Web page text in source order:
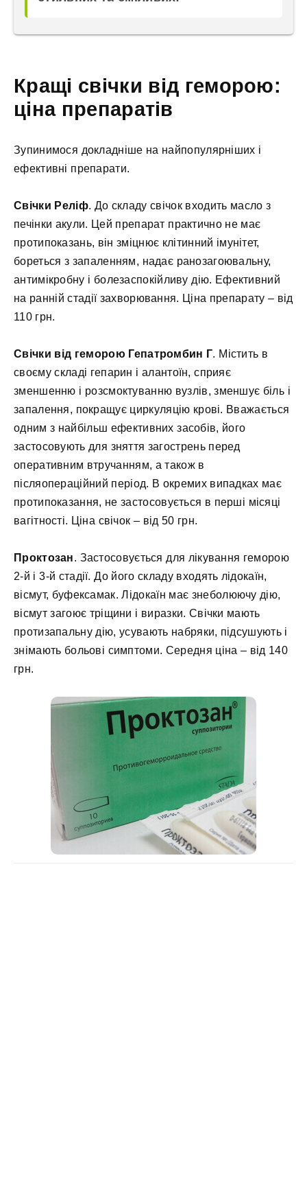
Кращі свічки від геморою:
ціна препаратів
Зупинимося докладніше на найпопулярніших і
ефективні препарати.
Свічки Реліф. До складу свічок входить масло з
печінки акули. Цей препарат практично не має
протипоказань, він зміцнює клітинний імунітет,
бореться з запаленням, надає ранозагоювальну,
антимікробну і болезаспокійливу дію. Ефективний
на ранній стадії захворювання. Ціна препарату – від
110 грн.
Свічки від геморою Гепатромбин Г. Містить в
своєму складі гепарин і алантоїн, сприяє
зменшенню і розсмоктуванню вузлів, зменшує біль і
запалення, покращує циркуляцію крові. Вважається
одним з найбільш ефективних засобів, його
застосовують для зняття загострень перед
оперативним втручанням, а також в
післяопераційний період. В окремих випадках має
протипоказання, не застосовується в перші місяці
вагітності. Ціна свічок – від 50 грн.
Проктозан. Застосовується для лікування геморою
2-й і 3-й стадії. До його складу входять лідокаїн,
вісмут, буфексамак. Лідокаїн має знеболюючу дію,
вісмут загоює тріщини і виразки. Свічки мають
протизапальну дію, усувають набряки, підсушують і
знімають больові симптоми. Середня ціна – від 140
грн.